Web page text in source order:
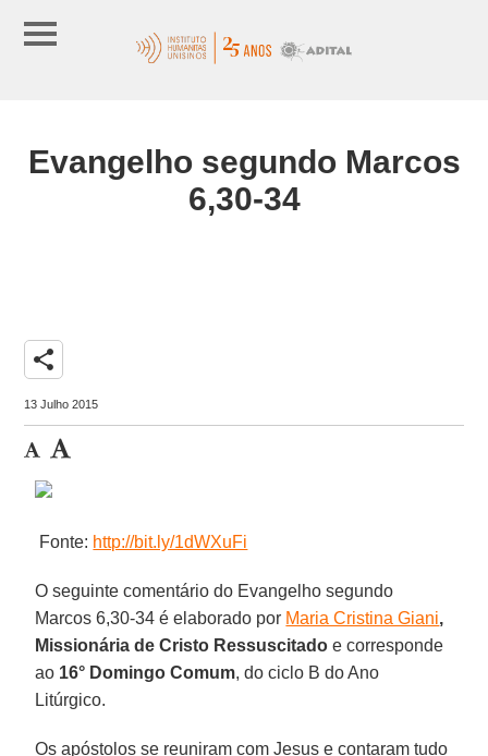
Evangelho segundo Marcos
6,30-34
share
13 Julho 2015
Fonte: http://bit.ly/1dWXuFi
O seguinte comentário do Evangelho segundo
Marcos 6,30-34 é elaborado por Maria Cristina Giani,
Missionária de Cristo Ressuscitado e corresponde
ao 16° Domingo Comum, do ciclo B do Ano
Litúrgico.
Os apóstolos se reuniram com Jesus e contaram tudo